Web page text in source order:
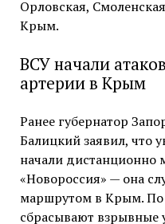
Орловская,
Крым.
ВСУ начали
артерии в Крым
Ранее губернатор
Балицкий заявил, что
начали дистанционно
«Новороссия» — она
маршрутом в Крым.
сбрасывают взрывные